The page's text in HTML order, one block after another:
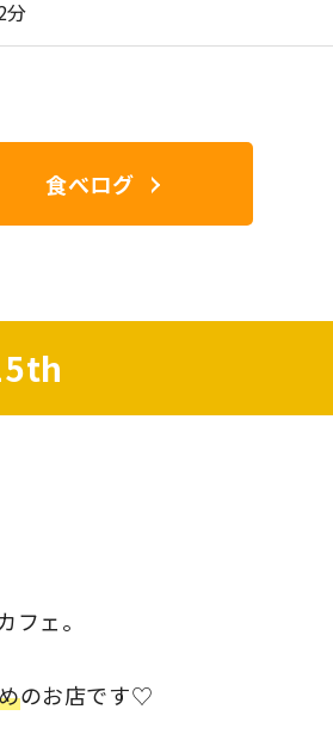
分
食べログ
フェ。
のお店です♡